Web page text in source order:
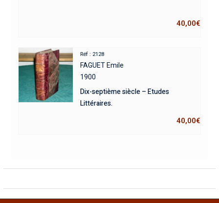
40,00€
Réf : 2128
FAGUET Emile
1900
Dix-septième siècle – Etudes
Littéraires.
40,00€